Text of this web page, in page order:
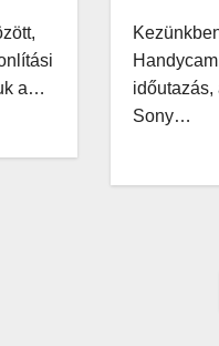
a…
időutazás,
Sony…